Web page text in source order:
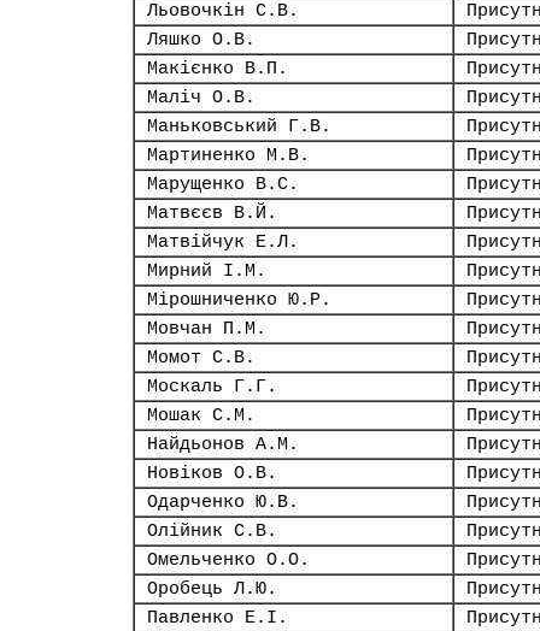
Льовочкін С.В.
Ляшко О.В.
Макієнко В.П.
Маліч О.В.
Маньковський Г.В.
Мартиненко М.В.
Марущенко В.С.
Матвєєв В.Й.
Матвійчук Е.Л.
Мирний І.М.
Мірошниченко Ю.Р.
Мовчан П.М.
Момот С.В.
Москаль Г.Г.
Мошак С.М.
Найдьонов А.М.
Новіков О.В.
Одарченко Ю.В.
Олійник С.В.
Омельченко О.О.
Оробець Л.Ю.
Павленко Е.І.